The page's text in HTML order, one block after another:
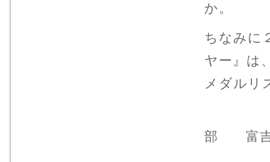
か。
ちなみに
ヤー』は
メダルリ
部 富